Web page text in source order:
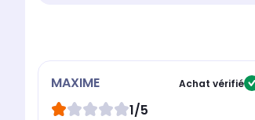
MAXIME Achat vérifié
1/5